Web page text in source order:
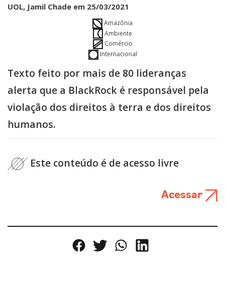
UOL, Jamil Chade em 25/03/2021
Amazônia
Ambiente
Comércio
Internacional
Texto feito por mais de 80 lideranças
alerta que a BlackRock é responsável pela
violação dos direitos à terra e dos direitos
humanos.
Este conteúdo é de acesso livre
Acessar